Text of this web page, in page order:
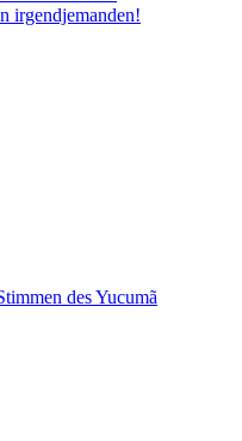
irgendjemanden!
des Yucumã